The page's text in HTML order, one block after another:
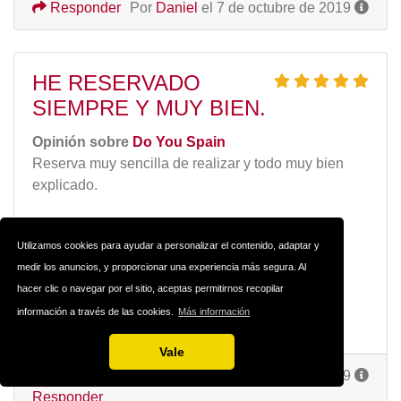
Utilizamos cookies para ayudar a personalizar el contenido, adaptar y
medir los anuncios, y proporcionar una experiencia más segura. Al
hacer clic o navegar por el sitio, aceptas permitirnos recopilar
información a través de las cookies. Más información
Vale
Por Daniel el 7 de octubre de 2019
Responder
HE RESERVADO
SIEMPRE Y MUY BIEN.
Opinión sobre Do You Spain
Reserva muy sencilla de realizar y todo muy bien
explicado.
La facilidad de alquiler.
Contras
Ninguno que merezca remarcar.
el 2 de octubre de 2019
Responder